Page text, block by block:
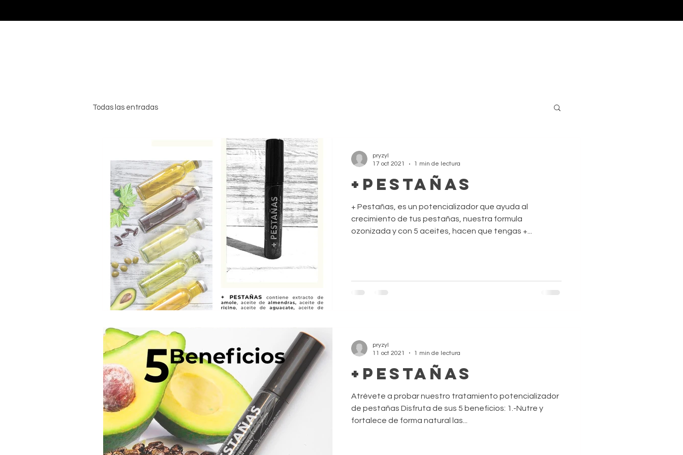
Todas las entradas
+Pestañas
+ Pestañas, es un potencializador que ayuda al
crecimiento de tus pestañas, nuestra formula
ozonizada y con 5 aceites, hacen que tengas +...
pryzyl
17 oct 2021
1 min de lectura
+PESTAÑAS
Atrévete a probar nuestro tratamiento potencializador
de pestañas Disfruta de sus 5 beneficios: 1.-Nutre y
fortalece de forma natural las...
pryzyl
11 oct 2021
1 min de lectura